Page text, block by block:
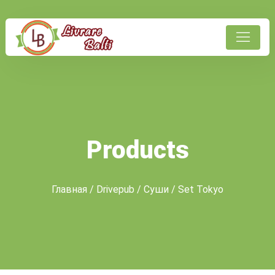
Products
Главная / Drivepub / Суши / Set Tokyo